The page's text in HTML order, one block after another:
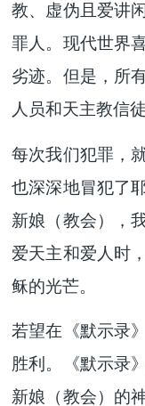
教、虚伪且爱讲
罪人。现代世界
劣迹。但是，所
人员和天主教信
每次我们犯罪，
也深深地冒犯了
新娘（教会），
爱天主和爱人时
稣的光芒。
若望在《默示录
胜利。《默示录
新娘（教会）的